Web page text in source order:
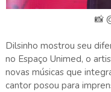
📸
Dilsinho mostrou seu
no Espaço Unimed, o
novas músicas que
cantor posou para